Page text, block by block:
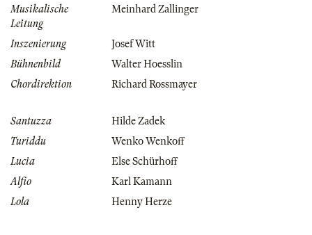
Musikalische
Leitung
Meinhard Zallinger
Inszenierung
Josef Witt
Bühnenbild
Walter Hoesslin
Chordirektion
Richard Rossmayer
Santuzza
Hilde Zadek
Turiddu
Wenko Wenkoff
Lucia
Else Schürhoff
Alfio
Karl Kamann
Lola
Henny Herze